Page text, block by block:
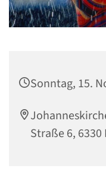
Sonntag, 15.
Straße 6,